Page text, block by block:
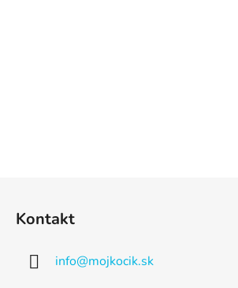
Kontakt
info@mojkocik.sk